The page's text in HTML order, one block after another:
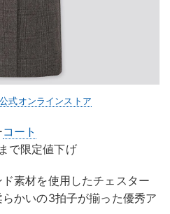
式オンラインストア
コート
で限定値下げ
素材を使用したチェスター
かいの3拍子が揃った優秀ア